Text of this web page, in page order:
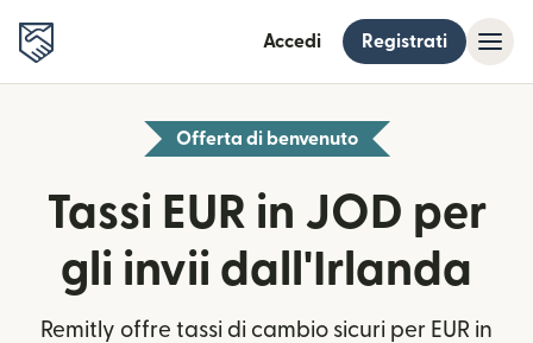
Accedi Registrati
Offerta di benvenuto
Tassi EUR in JOD per
gli invii dall'Irlanda
Remitly offre tassi di cambio sicuri per EUR in